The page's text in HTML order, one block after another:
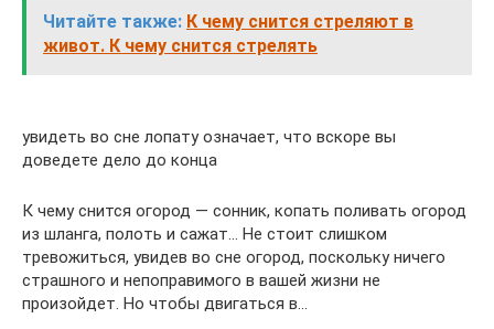
Читайте также: К чему снится стреляют в
живот. К чему снится стрелять
увидеть во сне лопату означает, что вскоре вы
доведете дело до конца
К чему снится огород — сонник, копать поливать огород
из шланга, полоть и сажат… Не стоит слишком
тревожиться, увидев во сне огород, поскольку ничего
страшного и непоправимого в вашей жизни не
произойдет. Но чтобы двигаться в…